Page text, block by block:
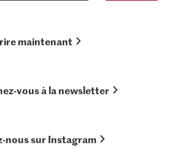
maintenant
vous à la newsletter
nous sur Instagram